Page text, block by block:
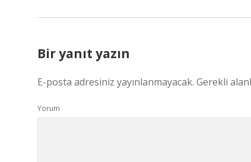
Bir yanıt yazın
E-posta adresiniz yayınlanmayacak. Gerekli
Yorum